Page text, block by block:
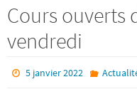
Cours ouverts
vendredi
5 janvier 2022